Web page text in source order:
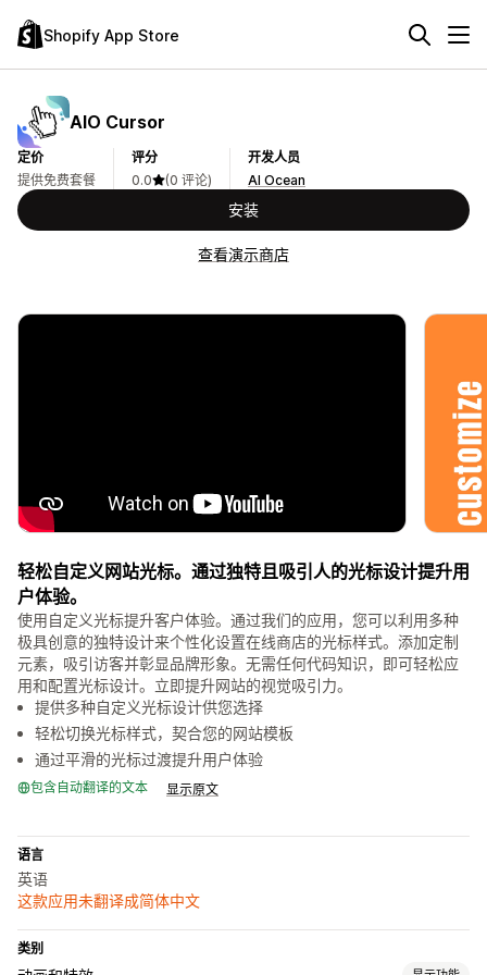
Shopify App Store
AIO Cursor
定价
提供免费套餐
评分
0.0
(0 评论)
开发人员
AI Ocean
安装
查看演示商店
轻松自定义网站光标。通过独特且吸引人的光标设计提升用
户体验。
使用自定义光标提升客户体验。通过我们的应用，您可以利用多种
极具创意的独特设计来个性化设置在线商店的光标样式。添加定制
元素，吸引访客并彰显品牌形象。无需任何代码知识，即可轻松应
用和配置光标设计。立即提升网站的视觉吸引力。
提供多种自定义光标设计供您选择
轻松切换光标样式，契合您的网站模板
通过平滑的光标过渡提升用户体验
包含自动翻译的文本 显示原文
语言
英语
这款应用未翻译成简体中文
类别